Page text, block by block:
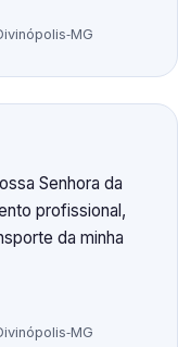
Senhora da
profissional,
da minha